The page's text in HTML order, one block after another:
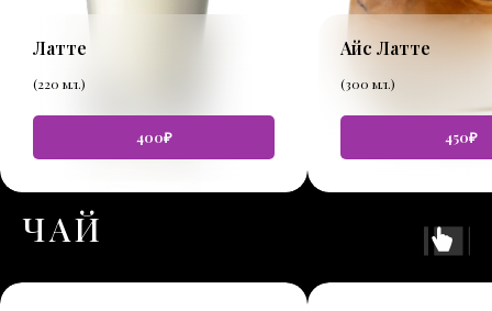
Латте
(220 мл.)
400₽
Айс Латте
(300 мл.)
450₽
ЧАЙ